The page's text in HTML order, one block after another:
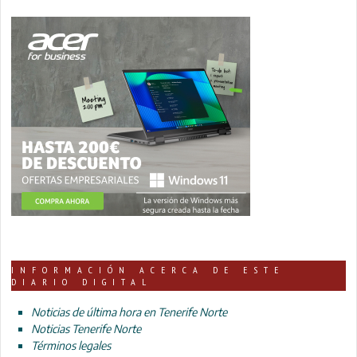
INFORMACIÓN ACERCA DE ESTE
DIARIO DIGITAL
Noticias de última hora en Tenerife Norte
Noticias Tenerife Norte
Términos legales